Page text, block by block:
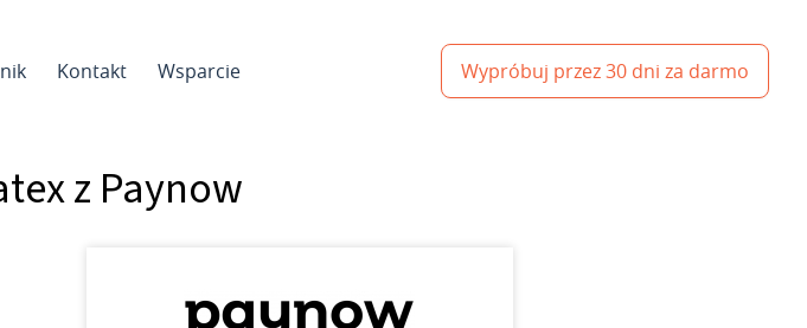
Kontakt Wsparcie Wypróbuj przez 30 dni za darmo
z Paynow